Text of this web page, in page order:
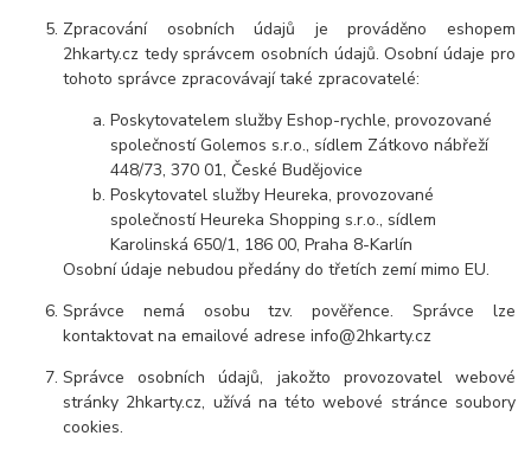
Zpracování osobních údajů je prováděno eshopem
2hkarty.cz tedy správcem osobních údajů. Osobní údaje pro
tohoto správce zpracovávají také zpracovatelé:
Poskytovatelem služby Eshop-rychle, provozované
společností Golemos s.r.o., sídlem Zátkovo nábřeží
448/73, 370 01, České Budějovice
Poskytovatel služby Heureka, provozované
společností Heureka Shopping s.r.o., sídlem
Karolinská 650/1, 186 00, Praha 8-Karlín
Osobní údaje nebudou předány do třetích zemí mimo EU.
Správce nemá osobu tzv. pověřence. Správce lze
kontaktovat na emailové adrese info@2hkarty.cz
Správce osobních údajů, jakožto provozovatel webové
stránky 2hkarty.cz, užívá na této webové stránce soubory
cookies.